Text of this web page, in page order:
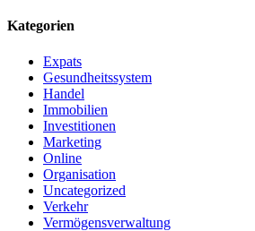
Kategorien
Expats
Gesundheitssystem
Handel
Immobilien
Investitionen
Marketing
Online
Organisation
Uncategorized
Verkehr
Vermögensverwaltung